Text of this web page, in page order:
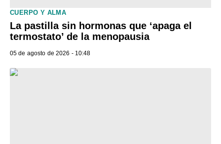
CUERPO Y ALMA
La pastilla sin hormonas que ‘apaga el
termostato’ de la menopausia
05 de agosto de 2026 - 10:48